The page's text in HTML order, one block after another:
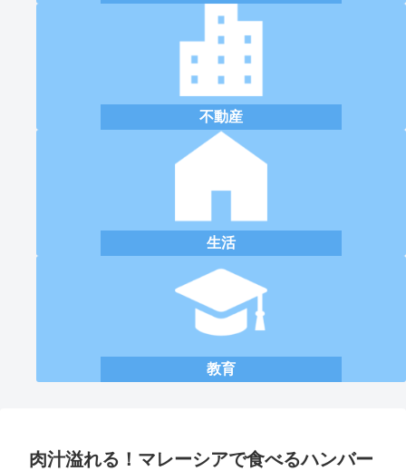
不動産
生活
教育
肉汁溢れる！マレーシアで食べるハンバー